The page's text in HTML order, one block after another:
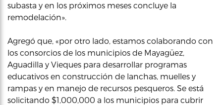
subasta y en los próximos meses concluye la
remodelación».
Agregó que, «por otro lado, estamos colaborando con
los consorcios de los municipios de Mayagüez,
Aguadilla y Vieques para desarrollar programas
educativos en construcción de lanchas, muelles y
rampas y en manejo de recursos pesqueros. Se está
solicitando $1,000,000 a los municipios para cubrir